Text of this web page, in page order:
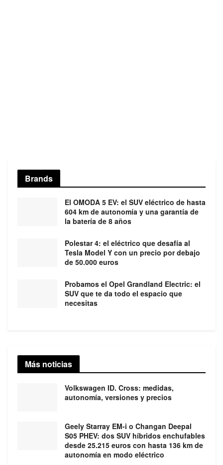
Brands
El OMODA 5 EV: el SUV eléctrico de hasta
604 km de autonomía y una garantía de
la batería de 8 años
Polestar 4: el eléctrico que desafía al
Tesla Model Y con un precio por debajo
de 50.000 euros
Probamos el Opel Grandland Electric: el
SUV que te da todo el espacio que
necesitas
Más noticias
Volkswagen ID. Cross: medidas,
autonomía, versiones y precios
Geely Starray EM-i o Changan Deepal
S05 PHEV: dos SUV híbridos enchufables
desde 25.215 euros con hasta 136 km de
autonomía en modo eléctrico